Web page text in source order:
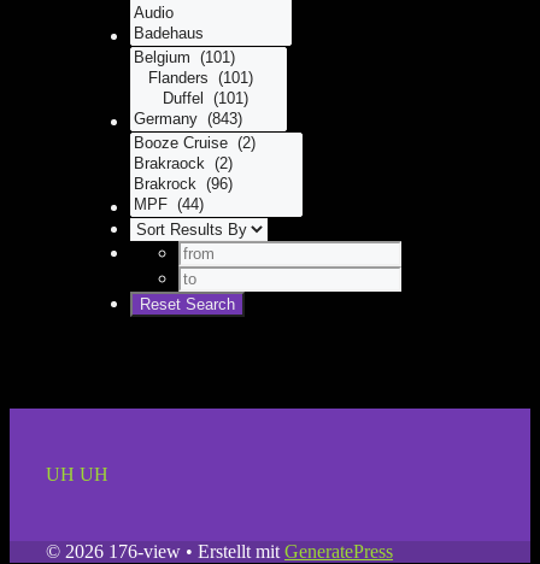
UH UH
© 2026 176-view • Erstellt mit GeneratePress